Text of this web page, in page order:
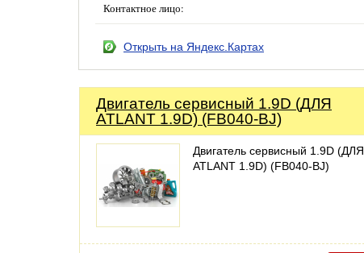
Контактное лицо:
Открыть на Яндекс.Картах
Двигатель сервисный 1.9D (ДЛЯ
ATLANT 1.9D) (FB040-BJ)
Двигатель сервисный 1.9D (ДЛЯ
ATLANT 1.9D) (FB040-BJ)